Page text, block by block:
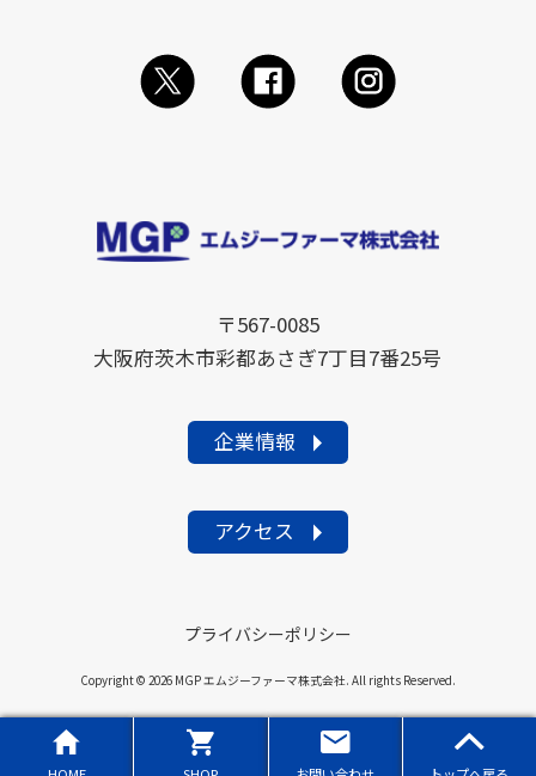
〒567-0085
大阪府茨木市彩都あさぎ7丁目7番25号
企業情報
アクセス
プライバシーポリシー
Copyright © 2026 MGP エムジーファーマ株式会社. All rights Reserved.
   